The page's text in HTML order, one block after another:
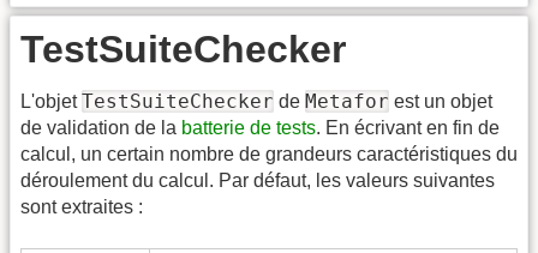
TestSuiteChecker
L'objetTestSuiteChecker de Metafor est un objet
de validation de la batterie de tests. En écrivant en fin de
calcul, un certain nombre de grandeurs caractéristiques du
déroulement du calcul. Par défaut, les valeurs suivantes
sont extraites :